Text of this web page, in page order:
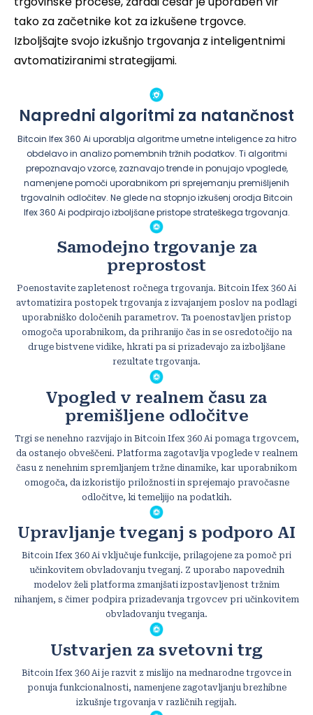
tako za začetnike kot za izkušene trgovce.
Izboljšajte svojo izkušnjo trgovanja z inteligentnimi
avtomatiziranimi strategijami.
Napredni algoritmi za natančnost
Bitcoin Ifex 360 Ai uporablja algoritme umetne inteligence za hitro
obdelavo in analizo pomembnih tržnih podatkov. Ti algoritmi
prepoznavajo vzorce, zaznavajo trende in ponujajo vpoglede,
namenjene pomoči uporabnikom pri sprejemanju premišljenih
trgovalnih odločitev. Ne glede na stopnjo izkušenj orodja Bitcoin
Ifex 360 Ai podpirajo izboljšane pristope strateškega trgovanja.
Samodejno trgovanje za
preprostost
Poenostavite zapletenost ročnega trgovanja. Bitcoin Ifex 360 Ai
avtomatizira postopek trgovanja z izvajanjem poslov na podlagi
uporabniško določenih parametrov. Ta poenostavljen pristop
omogoča uporabnikom, da prihranijo čas in se osredotočijo na
druge bistvene vidike, hkrati pa si prizadevajo za izboljšane
rezultate trgovanja.
Vpogled v realnem času za
premišljene odločitve
Trgi se nenehno razvijajo in Bitcoin Ifex 360 Ai pomaga trgovcem,
da ostanejo obveščeni. Platforma zagotavlja vpoglede v realnem
času z nenehnim spremljanjem tržne dinamike, kar uporabnikom
omogoča, da izkoristijo priložnosti in sprejemajo pravočasne
odločitve, ki temeljijo na podatkih.
Upravljanje tveganj s podporo AI
Bitcoin Ifex 360 Ai vključuje funkcije, prilagojene za pomoč pri
učinkovitem obvladovanju tveganj. Z uporabo napovednih
modelov želi platforma zmanjšati izpostavljenost tržnim
nihanjem, s čimer podpira prizadevanja trgovcev pri učinkovitem
obvladovanju tveganja.
Ustvarjen za svetovni trg
Bitcoin Ifex 360 Ai je razvit z mislijo na mednarodne trgovce in
ponuja funkcionalnosti, namenjene zagotavljanju brezhibne
izkušnje trgovanja v različnih regijah.